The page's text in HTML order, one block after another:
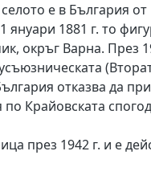
е в България от
1881 г. то
окръг Варна. През
отказва да
Крайовската
през 1942 г. и е